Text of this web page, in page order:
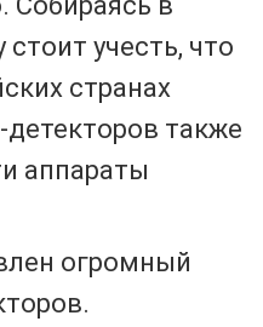
стоит учесть, что
странах
также
аппараты
огромный